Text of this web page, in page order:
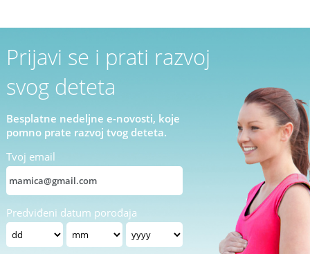
Prijavi se i prati razvoj
svog deteta
Besplatne nedeljne e-novosti, koje
pomno prate razvoj tvog deteta.
Tvoj email
Predviđeni datum porođaja